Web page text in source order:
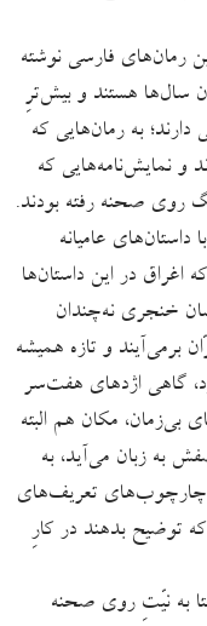
رمان‌های فارسی نوشته
سال‌ها هستند و بیش‌ترِ
به رمان‌هایی که
و نمایش‌نامه‌هایی که
روی صحنه رفته بودند.
عامیانه
اغراق در این داستان‌ها
خنجری نه‌چندان
و تازه همیشه
گاهی اژدهای هفت‌سر
بی‌زمان، مکان هم البته
به زبان می‌آید، به
چارچوب‌های تعریف‌های
توضیح بدهند در کارِ
به نیّتِ روی صحنه